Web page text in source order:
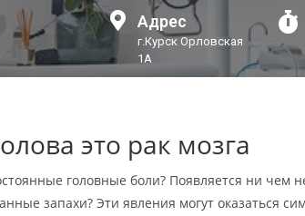
Адрес
г.Курск Орловская
1А
это рак мозга
головные боли? Появляется ни чем
запахи? Эти явления могут оказаться